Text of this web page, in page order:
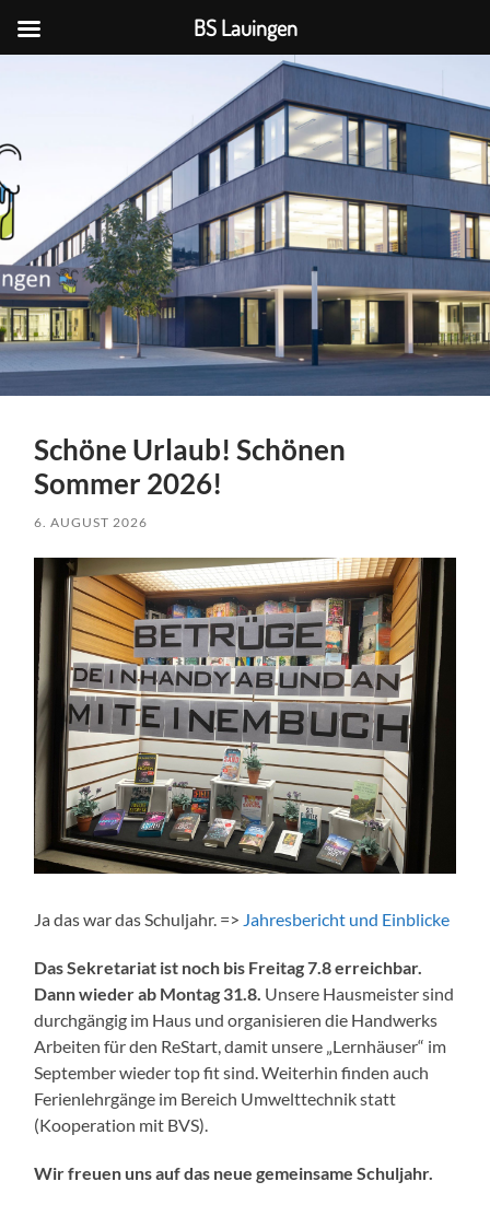
BS
Lauingen
Schöne Urlaub! Schönen
Sommer 2026!
6. AUGUST 2026
Ja das war das Schuljahr. => Jahresbericht und Einblicke
Das Sekretariat ist noch bis Freitag 7.8 erreichbar.
Dann wieder ab Montag 31.8. Unsere Hausmeister sind
durchgängig im Haus und organisieren die Handwerks
Arbeiten für den ReStart, damit unsere „Lernhäuser“ im
September wieder top fit sind. Weiterhin finden auch
Ferienlehrgänge im Bereich Umwelttechnik statt
(Kooperation mit BVS).
Wir freuen uns auf das neue gemeinsame Schuljahr.
BS Lauingen